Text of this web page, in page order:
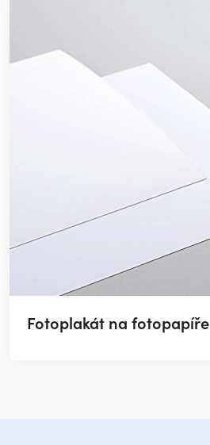
Fotoplakát na fotopapíře